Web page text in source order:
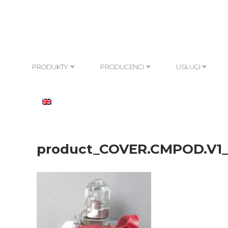
PRODUKTY
PRODUCENCI
USŁUGI